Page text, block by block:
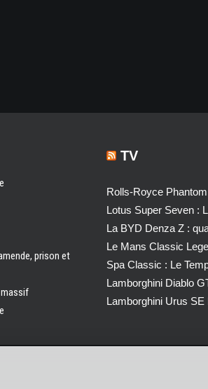
prison et
massif
TV
Rolls-Royce
Lotus Super Seven :
La BYD Denza Z :
Le Mans Classic
Spa Classic : Le
Lamborghini Diablo
Lamborghini Urus